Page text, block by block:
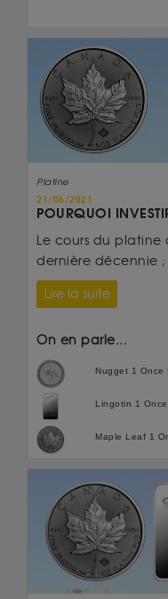
Platine
21/06/2021
POURQUOI
Le cours du
dernière décennie
Lire la suite
On en parle...
Nugget 1 Once
Lingotin 1
Maple Leaf 1